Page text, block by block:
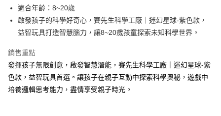
2.付款方式選擇「大哥付你分期」，訂單成立後會自動跳轉到大哥付的交易
流程，驗證手機門號後，選擇欲分期的期數、繳款截止日，確認付款後即完
成交易。
3.實際核准額度、可分期數及費用金額請依後續交易確認頁面所載為準。
消。如遇「轉專審核」未通過狀況，表示未達大哥付你分期系統評分，恕無
法說明評估內容。
【繳款方式說明】
1.分期款項不併入電信帳單，「大哥付你分期」於每月結算日後寄送繳費提
2.透過簡訊連結打開帳單後，可選擇「超商條碼／台灣大直營門市／銀行轉
相關說明
【關於「AFTEE先享後付」】
便利好安心！
２．便利：只要手機號碼，簡訊認證，即可結帳。
３．安心：先確認商品／服務後，再付款。
【「AFTEE先享後付」結帳流程】
１．於結帳方式選擇「AFTEE先享後付」後，將跳轉至「AFTEE先享後付」
ATM付款
運送方式
國內宅配/郵寄 (不適用離島、海外及郵局i郵箱)
每筆NT$70，滿NT$800(含以上)免運費
適合年齡：8~20歲
啟發孩子的科學好奇心，賽先生科學工廠｜迷幻星球-紫色款，
益智玩具打造智慧腦力，讓8~20歲孩童探索未知科學世界。
銷售重點
發揮孩子無限創意，啟發智慧潛能，賽先生科學工廠｜迷幻星球-紫
色款，益智玩具首選。讓孩子在親子互動中探索科學奧秘，遊戲中
培養邏輯思考能力，盡情享受親子時光。